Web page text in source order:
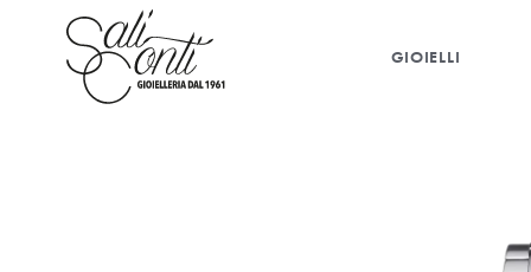
GIOIELLI